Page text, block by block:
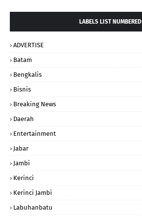
LABELS LIST NUMBERED
ADVERTISE
Batam
Bengkalis
Bisnis
Breaking News
Daerah
Entertainment
Jabar
Jambi
Kerinci
Kerinci Jambi
Labuhanbatu